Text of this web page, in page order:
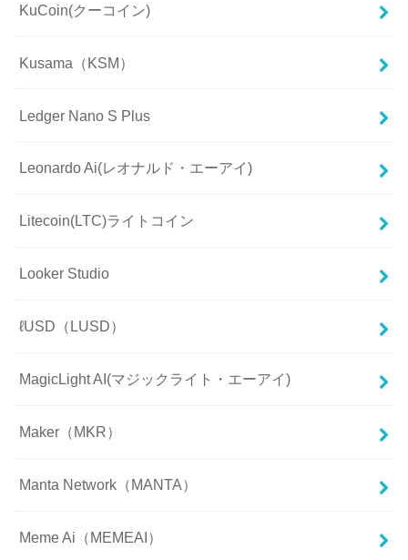
KuCoin(クーコイン)
Kusama（KSM）
Ledger Nano S Plus
Leonardo Ai(レオナルド・エーアイ)
Litecoin(LTC)ライトコイン
Looker Studio
ℓUSD（LUSD）
MagicLight AI(マジックライト・エーアイ)
Maker（MKR）
Manta Network（MANTA）
Meme Ai（MEMEAI）